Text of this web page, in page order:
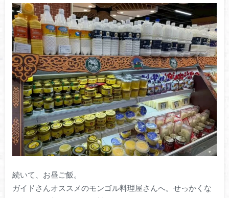
続いて、お昼ご飯。
ガイドさんオススメのモンゴル料理屋さんへ。せっかくな